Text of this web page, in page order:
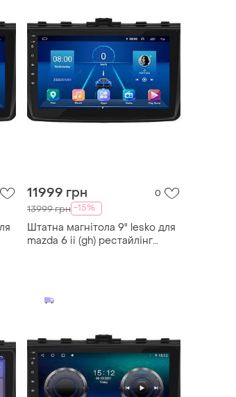
11999 грн 0
13999 грн -15%
Штатна магнітола 9" lesko для
mazda 6 ii (gh) рестайлінг